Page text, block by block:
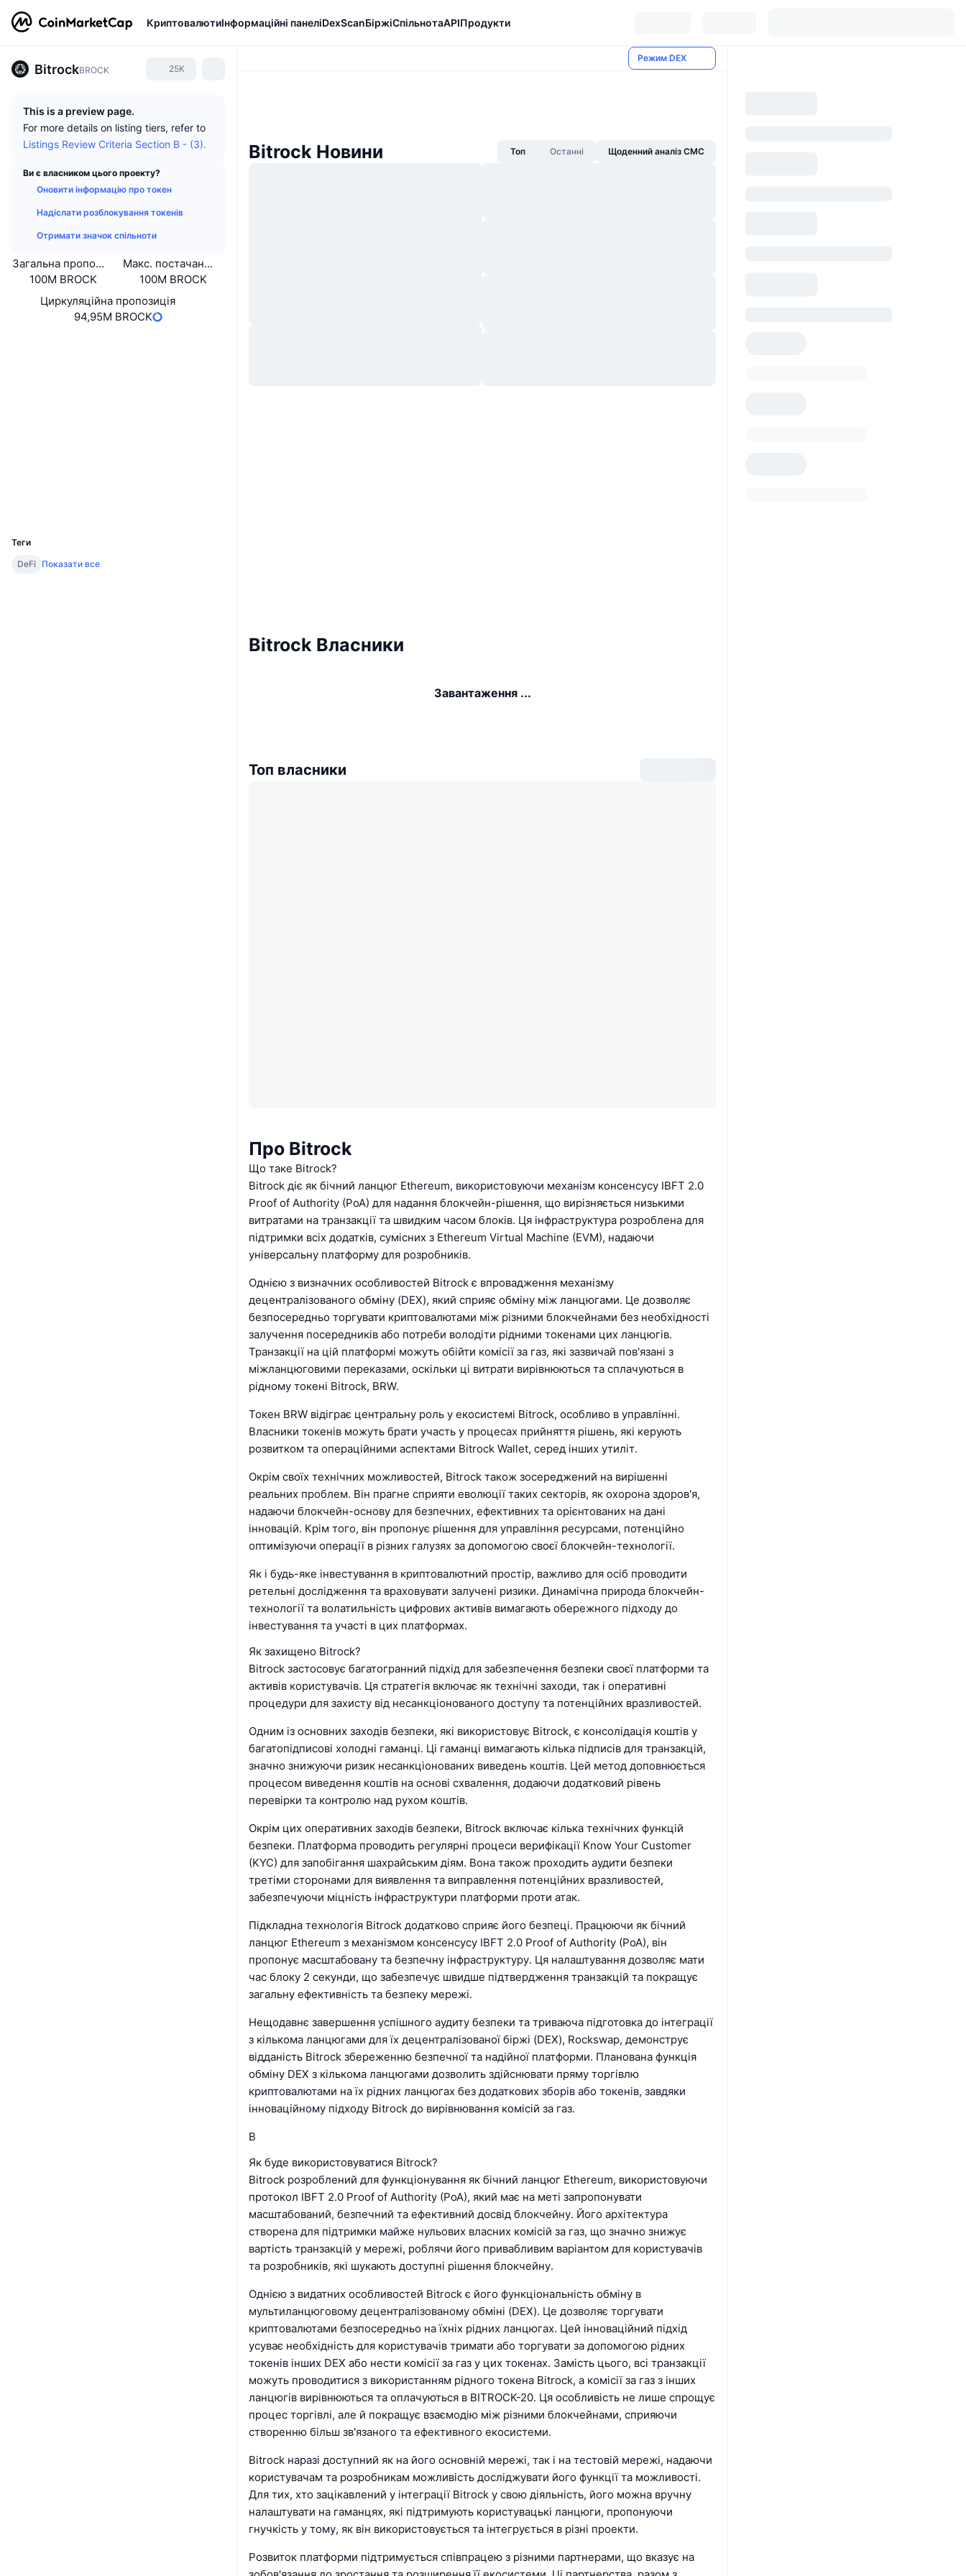
КриптовалютиІнформаційні панеліDexScanБіржіСпільнотаAPIПродукти
BitrockBROCK 25K
This is a preview page.
For more details on listing tiers, refer to
Listings Review Criteria Section B - (3).
Ви є власником цього проекту?
Оновити інформацію про токен
Надіслати розблокування токенів
Отримати значок спільноти
Загальна пропозиція
100M BROCK
Макс. постачання
100M BROCK
Циркуляційна пропозиція
94,95M BROCK
Теги
DeFi Показати все
Режим DEX
Bitrock Новини Топ Останні Щоденний аналіз CMC
Bitrock Власники
Завантаження ...
Топ власники
Про Bitrock
Що таке Bitrock?
Bitrock діє як бічний ланцюг Ethereum, використовуючи механізм консенсусу IBFT 2.0
Proof of Authority (PoA) для надання блокчейн-рішення, що вирізняється низькими
витратами на транзакції та швидким часом блоків. Ця інфраструктура розроблена для
підтримки всіх додатків, сумісних з Ethereum Virtual Machine (EVM), надаючи
універсальну платформу для розробників.
Однією з визначних особливостей Bitrock є впровадження механізму
децентралізованого обміну (DEX), який сприяє обміну між ланцюгами. Це дозволяє
безпосередньо торгувати криптовалютами між різними блокчейнами без необхідності
залучення посередників або потреби володіти рідними токенами цих ланцюгів.
Транзакції на цій платформі можуть обійти комісії за газ, які зазвичай пов'язані з
міжланцюговими переказами, оскільки ці витрати вирівнюються та сплачуються в
рідному токені Bitrock, BRW.
Токен BRW відіграє центральну роль у екосистемі Bitrock, особливо в управлінні.
Власники токенів можуть брати участь у процесах прийняття рішень, які керують
розвитком та операційними аспектами Bitrock Wallet, серед інших утиліт.
Окрім своїх технічних можливостей, Bitrock також зосереджений на вирішенні
реальних проблем. Він прагне сприяти еволюції таких секторів, як охорона здоров'я,
надаючи блокчейн-основу для безпечних, ефективних та орієнтованих на дані
інновацій. Крім того, він пропонує рішення для управління ресурсами, потенційно
оптимізуючи операції в різних галузях за допомогою своєї блокчейн-технології.
Як і будь-яке інвестування в криптовалютний простір, важливо для осіб проводити
ретельні дослідження та враховувати залучені ризики. Динамічна природа блокчейн-
технології та волатильність цифрових активів вимагають обережного підходу до
інвестування та участі в цих платформах.
Як захищено Bitrock?
Bitrock застосовує багатогранний підхід для забезпечення безпеки своєї платформи та
активів користувачів. Ця стратегія включає як технічні заходи, так і оперативні
процедури для захисту від несанкціонованого доступу та потенційних вразливостей.
Одним із основних заходів безпеки, які використовує Bitrock, є консолідація коштів у
багатопідписові холодні гаманці. Ці гаманці вимагають кілька підписів для транзакцій,
значно знижуючи ризик несанкціонованих виведень коштів. Цей метод доповнюється
процесом виведення коштів на основі схвалення, додаючи додатковий рівень
перевірки та контролю над рухом коштів.
Окрім цих оперативних заходів безпеки, Bitrock включає кілька технічних функцій
безпеки. Платформа проводить регулярні процеси верифікації Know Your Customer
(KYC) для запобігання шахрайським діям. Вона також проходить аудити безпеки
третіми сторонами для виявлення та виправлення потенційних вразливостей,
забезпечуючи міцність інфраструктури платформи проти атак.
Підкладна технологія Bitrock додатково сприяє його безпеці. Працюючи як бічний
ланцюг Ethereum з механізмом консенсусу IBFT 2.0 Proof of Authority (PoA), він
пропонує масштабовану та безпечну інфраструктуру. Ця налаштування дозволяє мати
час блоку 2 секунди, що забезпечує швидше підтвердження транзакцій та покращує
загальну ефективність та безпеку мережі.
Нещодавнє завершення успішного аудиту безпеки та триваюча підготовка до інтеграції
з кількома ланцюгами для їх децентралізованої біржі (DEX), Rockswap, демонструє
відданість Bitrock збереженню безпечної та надійної платформи. Планована функція
обміну DEX з кількома ланцюгами дозволить здійснювати пряму торгівлю
криптовалютами на їх рідних ланцюгах без додаткових зборів або токенів, завдяки
інноваційному підходу Bitrock до вирівнювання комісій за газ.
В
Як буде використовуватися Bitrock?
Bitrock розроблений для функціонування як бічний ланцюг Ethereum, використовуючи
протокол IBFT 2.0 Proof of Authority (PoA), який має на меті запропонувати
масштабований, безпечний та ефективний досвід блокчейну. Його архітектура
створена для підтримки майже нульових власних комісій за газ, що значно знижує
вартість транзакцій у мережі, роблячи його привабливим варіантом для користувачів
та розробників, які шукають доступні рішення блокчейну.
Однією з видатних особливостей Bitrock є його функціональність обміну в
мультиланцюговому децентралізованому обміні (DEX). Це дозволяє торгувати
криптовалютами безпосередньо на їхніх рідних ланцюгах. Цей інноваційний підхід
усуває необхідність для користувачів тримати або торгувати за допомогою рідних
токенів інших DEX або нести комісії за газ у цих токенах. Замість цього, всі транзакції
можуть проводитися з використанням рідного токена Bitrock, а комісії за газ з інших
ланцюгів вирівнюються та оплачуються в BITROCK-20. Ця особливість не лише спрощує
процес торгівлі, але й покращує взаємодію між різними блокчейнами, сприяючи
створенню більш зв'язаного та ефективного екосистеми.
Bitrock наразі доступний як на його основній мережі, так і на тестовій мережі, надаючи
користувачам та розробникам можливість досліджувати його функції та можливості.
Для тих, хто зацікавлений у інтеграції Bitrock у свою діяльність, його можна вручну
налаштувати на гаманцях, які підтримують користувацькі ланцюги, пропонуючи
гнучкість у тому, як він використовується та інтегрується в різні проекти.
Розвиток платформи підтримується співпрацею з різними партнерами, що вказує на